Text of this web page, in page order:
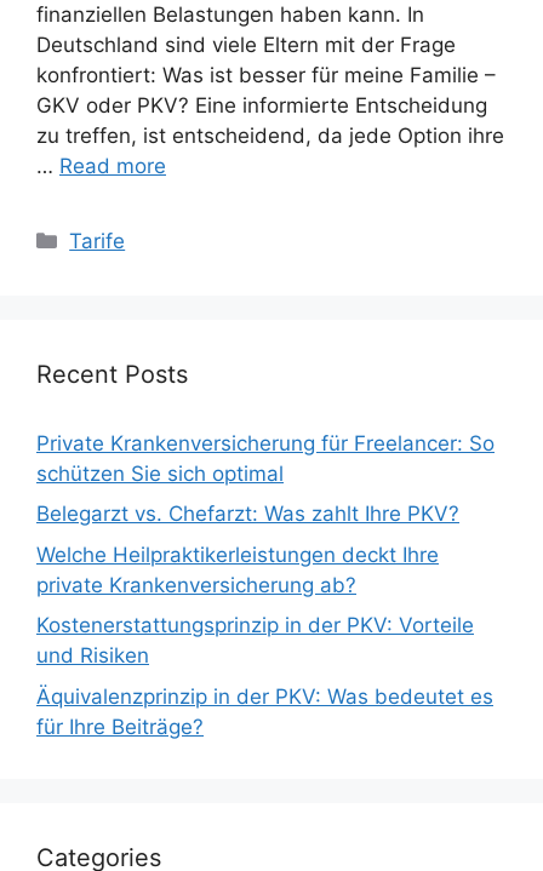
finanziellen Belastungen haben kann. In
Deutschland sind viele Eltern mit der Frage
konfrontiert: Was ist besser für meine Familie –
GKV oder PKV? Eine informierte Entscheidung
zu treffen, ist entscheidend, da jede Option ihre
… Read more
Categories
Tarife
Recent Posts
Private Krankenversicherung für Freelancer: So
schützen Sie sich optimal
Belegarzt vs. Chefarzt: Was zahlt Ihre PKV?
Welche Heilpraktikerleistungen deckt Ihre
private Krankenversicherung ab?
Kostenerstattungsprinzip in der PKV: Vorteile
und Risiken
Äquivalenzprinzip in der PKV: Was bedeutet es
für Ihre Beiträge?
Categories